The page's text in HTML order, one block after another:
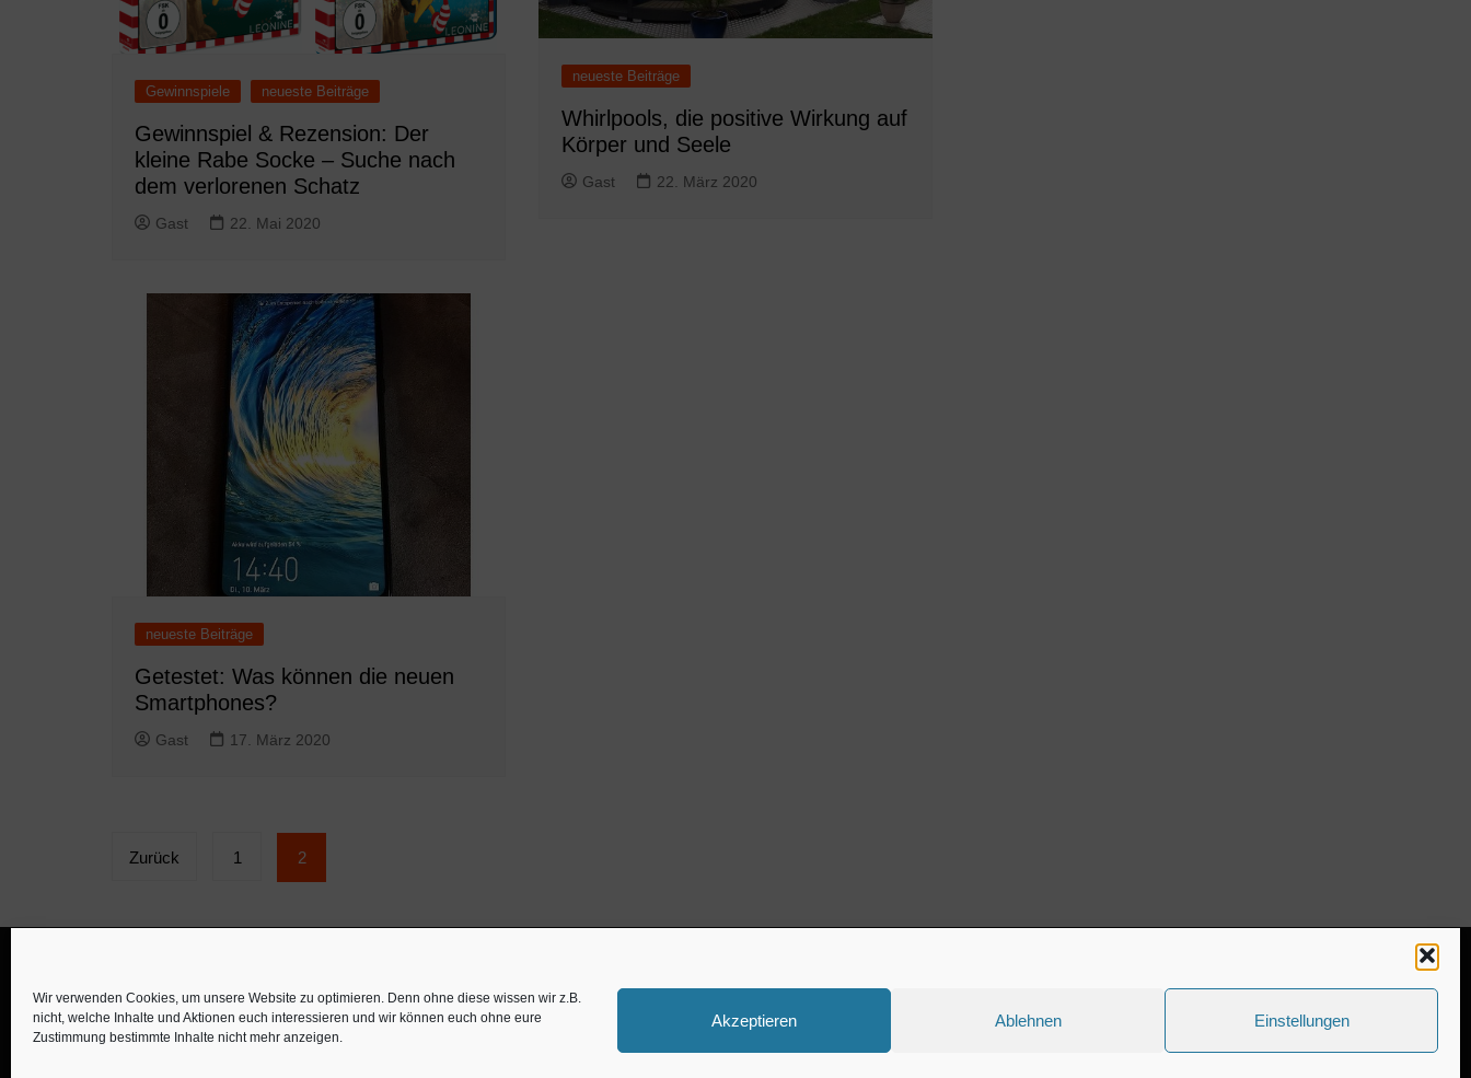
Wir verwenden Cookies, um unsere Website zu optimieren. Denn ohne diese wissen wir z.B.
nicht, welche Inhalte und Aktionen euch interessieren und wir können euch ohne eure
Zustimmung bestimmte Inhalte nicht mehr anzeigen.
Akzeptieren Ablehnen Einstellungen
Gewinnspiele neueste Beiträge
Gewinnspiel & Rezension: Der
kleine Rabe Socke – Suche nach
dem verlorenen Schatz
Gast 22. Mai 2020
neueste Beiträge
Whirlpools, die positive Wirkung auf
Körper und Seele
Gast 22. März 2020
neueste Beiträge
Getestet: Was können die neuen
Smartphones?
Gast 17. März 2020
Seitennummerierung
Beiträge
Zurück 1 2
Zahnarzt München www.estaregistrierung.org – ESTA